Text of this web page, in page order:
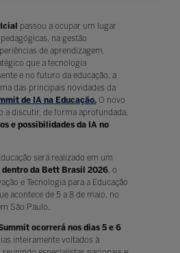
passou a ocupar um lugar
na gestão
de aprendizagem.
que a tecnologia
e no futuro da educação, a
das principais novidades da
de IA na Educação.O novo
a discutir, de forma aprofundada,
e possibilidades da IA no
será realizado em um
da Bett Brasil 2026, o
e Tecnologia para a Educação
acontece de 5 a 8 de maio, no
São Paulo.
ocorrerá nos dias 5 e 6
inteiramente voltados à